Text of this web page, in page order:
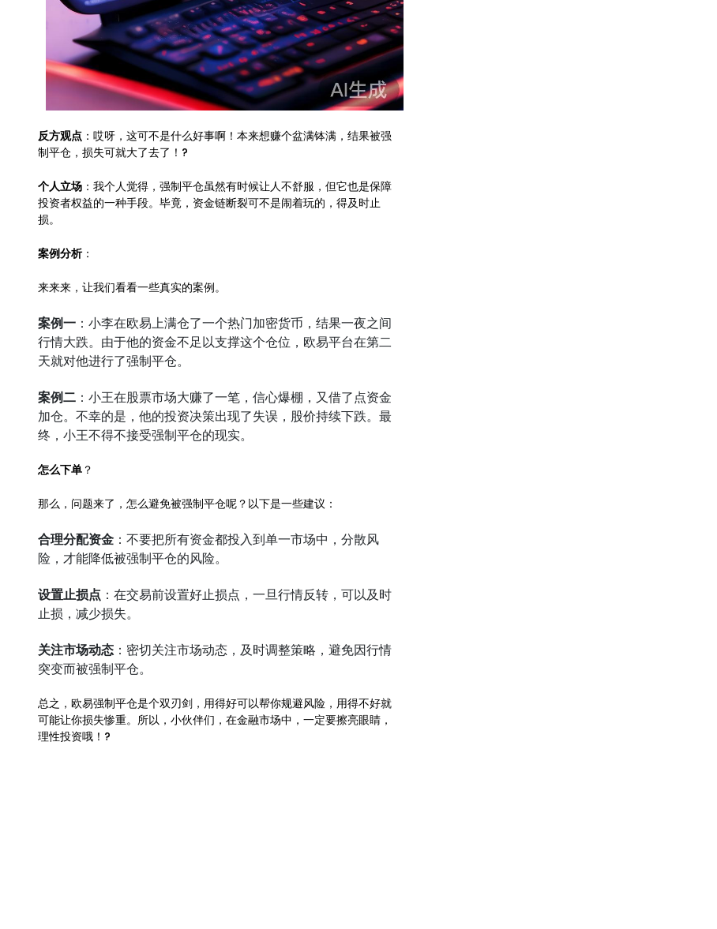
反方观点 ：哎呀，这可不是什么好事啊！本来想赚个盆满钵满，结果被强
制平仓，损失可就大了去了！?
个人立场 ：我个人觉得，强制平仓虽然有时候让人不舒服，但它也是保障
投资者权益的一种手段。毕竟，资金链断裂可不是闹着玩的，得及时止
损。
案例分析：
来来来，让我们看看一些真实的案例。
案例一 ：小李在欧易上满仓了一个热门加密货币，结果一夜之间
行情大跌。由于他的资金不足以支撑这个仓位，欧易平台在第二
天就对他进行了强制平仓。
案例二 ：小王在股票市场大赚了一笔，信心爆棚，又借了点资金
加仓。不幸的是，他的投资决策出现了失误，股价持续下跌。最
终，小王不得不接受强制平仓的现实。
怎么下单 ？
那么，问题来了，怎么避免被强制平仓呢？以下是一些建议：
合理分配资金 ：不要把所有资金都投入到单一市场中，分散风
险，才能降低被强制平仓的风险。
设置止损点 ：在交易前设置好止损点，一旦行情反转，可以及时
止损，减少损失。
关注市场动态 ：密切关注市场动态，及时调整策略，避免因行情
突变而被强制平仓。
总之，欧易强制平仓是个双刃剑，用得好可以帮你规避风险，用得不好就
可能让你损失惨重。所以，小伙伴们，在金融市场中，一定要擦亮眼睛，
理性投资哦！?